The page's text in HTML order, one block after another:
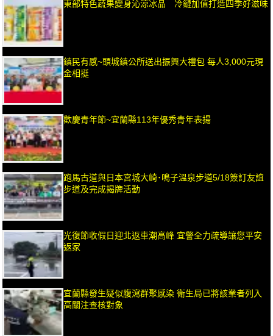
東部特色蔬果變身沁涼冰品 冷鏈加值打造四季好滋味
鎮民有感~頭城鎮公所送出振興大禮包 每人3,000元現
金相挺
歡慶青年節~宜蘭縣113年優秀青年表揚
跑馬古道與日本宮城大崎･鳴子溫泉步道5/18簽訂友誼
步道及完成揭牌活動
光復節收假日迎北返車潮高峰 宜警全力疏導讓您平安
返家
宜蘭縣發生疑似腹瀉群聚感染 衛生局已將該業者列入
高關注查核對象